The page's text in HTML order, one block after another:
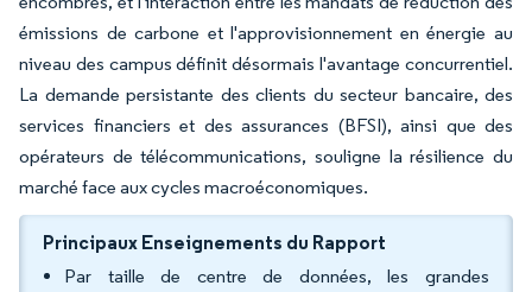
émissions de carbone et l'approvisionnement en énergie au
niveau des campus définit désormais l'avantage concurrentiel.
La demande persistante des clients du secteur bancaire, des
services financiers et des assurances (BFSI), ainsi que des
opérateurs de télécommunications, souligne la résilience du
marché face aux cycles macroéconomiques.
Principaux Enseignements du Rapport
Par taille de centre de données, les grandes